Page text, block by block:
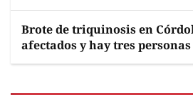
Brote de triquinosis en
afectados y hay tres